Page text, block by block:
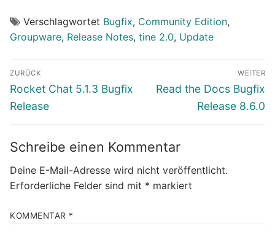
Verschlagwortet Bugfix, Community Edition,
Groupware, Release Notes, tine 2.0, Update
Beitragsnavigation
ZURÜCK
Vorheriger
Beitrag:
Rocket Chat 5.1.3 Bugfix
Release
WEITER
Nächster
Read the Docs Bugfix
Release 8.6.0
Schreibe einen Kommentar
Deine E-Mail-Adresse wird nicht veröffentlicht.
Erforderliche Felder sind mit * markiert
KOMMENTAR *